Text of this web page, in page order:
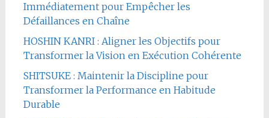
Immédiatement pour Empêcher les
Défaillances en Chaîne
HOSHIN KANRI : Aligner les Objectifs pour
Transformer la Vision en Exécution Cohérente
SHITSUKE : Maintenir la Discipline pour
Transformer la Performance en Habitude
Durable